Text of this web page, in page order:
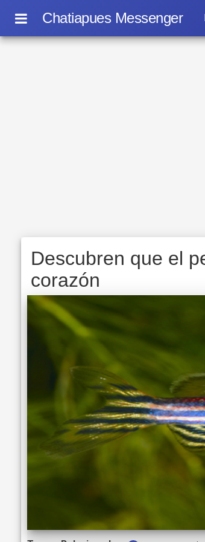
Chatiapues Messenger
Descubren que el
corazón